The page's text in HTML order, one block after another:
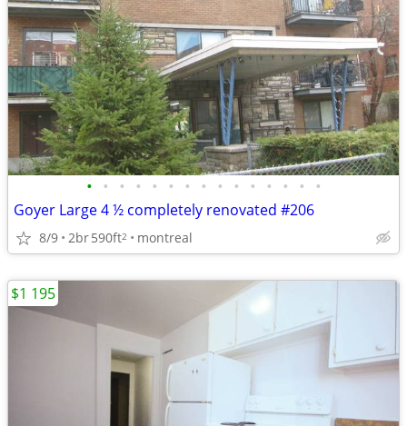
• • • • • • • • • • • • • • •
Goyer Large 4 ½ completely renovated #206
8/9 2br590ft2 montreal
$1 195